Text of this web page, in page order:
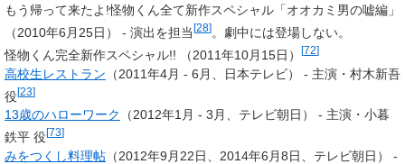
もう帰って来たよ!怪物くん全て新作スペシャル「オオカミ男の嘘編」
（2010年6月25日） - 演出を担当 [28] 。劇中には登場しない。
怪物くん完全新作スペシャル!! （2011年10月15日）
[72]
高校生レストラン （2011年4月 - 6月、日本テレビ） - 主演・村木新吾
役[23]
13歳のハローワーク （2012年1月 - 3月、テレビ朝日） - 主演・小暮
鉄平 役[73]
みをつくし料理帖 （2012年9月22日、2014年6月8日、テレビ朝日） -